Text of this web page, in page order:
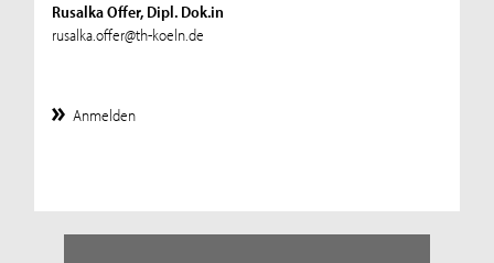
Rusalka Offer, Dipl. Dok.in
rusalka.offer@th-koeln.de
Anmelden